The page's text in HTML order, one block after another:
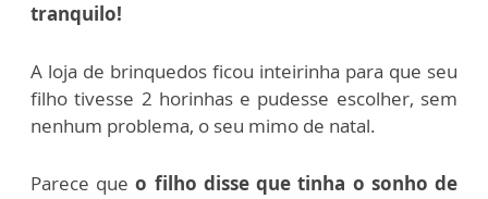
tranquilo!
A loja de brinquedos ficou inteirinha para que seu
filho tivesse 2 horinhas e pudesse escolher, sem
nenhum problema, o seu mimo de natal.
Parece queo filho disse que tinha o sonho de